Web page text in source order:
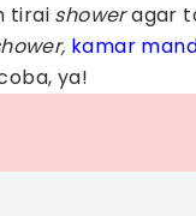
tirai showeragar
kamar
ya!